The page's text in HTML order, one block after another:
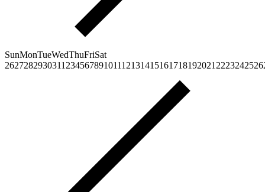
SunMonTueWedThuFriSat
2627282930311 23456789101112131415161718192021 2223242526